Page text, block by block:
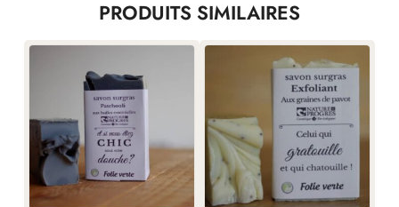
PRODUITS SIMILAIRES